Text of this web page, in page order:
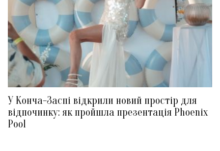
У Конча-Заспі відкрили новий простір для
відпочинку: як пройшла презентація Phoenix
Pool